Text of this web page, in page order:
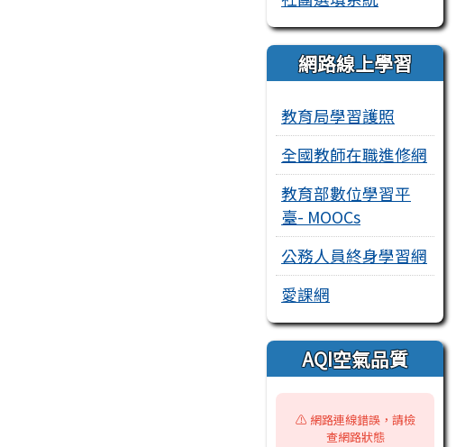
網路線上學習
教育局學習護照
全國教師在職進修網
教育部數位學習平
臺- MOOCs
公務人員終身學習網
愛課網
AQI空氣品質
⚠️ 網路連線錯誤，請檢
查網路狀態